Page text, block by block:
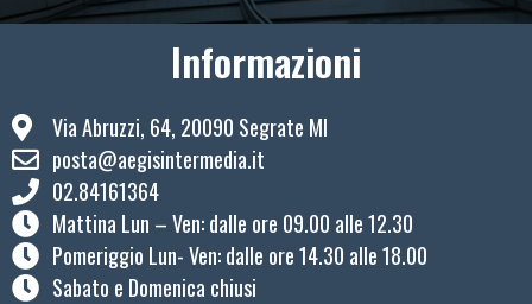
Informazioni
Via Abruzzi, 64, 20090 Segrate MI
posta@aegisintermedia.it
02.84161364
Mattina Lun – Ven: ​dalle ore 09.00 alle 12.30
Pomeriggio Lun- Ven: dalle ore 14.30 alle 18.00
Sabato e Domenica chiusi